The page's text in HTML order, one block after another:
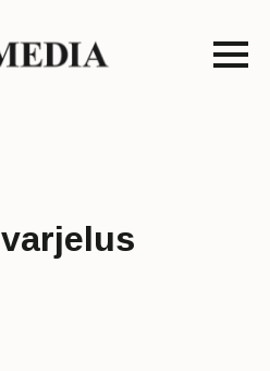
varjelus